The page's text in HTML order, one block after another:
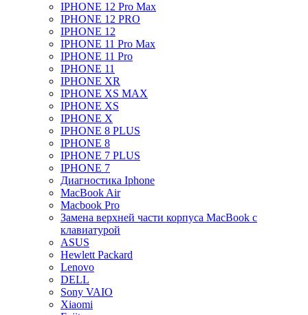
IPHONE 12 Pro Max
IPHONE 12 PRO
IPHONE 12
IPHONE 11 Pro Max
IPHONE 11 Pro
IPHONE 11
IPHONE XR
IPHONE XS MAX
IPHONE XS
IPHONE X
IPHONE 8 PLUS
IPHONE 8
IPHONE 7 PLUS
IPHONE 7
Диагностика Iphone
MacBook Air
Macbook Pro
Замена верхней части корпуса MacBook с
клавиатурой
ASUS
Hewlett Packard
Lenovo
DELL
Sony VAIO
Xiaomi